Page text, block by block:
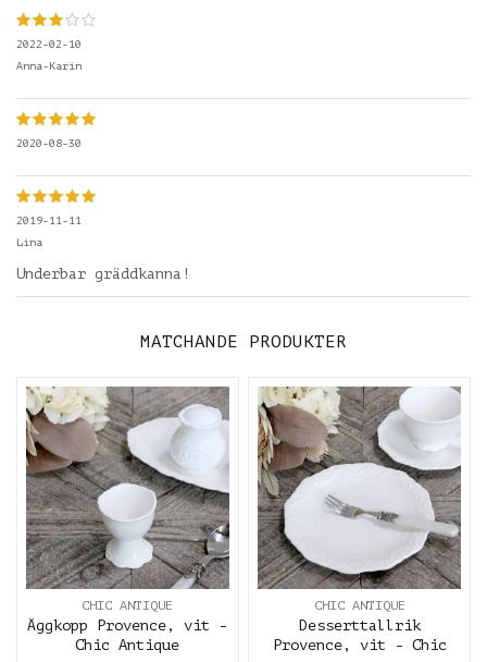
2022-02-10
Anna-Karin
2020-08-30
2019-11-11
Lina
Underbar gräddkanna!
MATCHANDE PRODUKTER
CHIC ANTIQUE
Äggkopp Provence, vit -
Chic Antique
CHIC ANTIQUE
Desserttallrik
Provence, vit - Chic